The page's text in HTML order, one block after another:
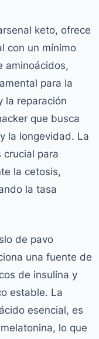
keto, ofrece
con un mínimo
aminoácidos,
para la
la reparación
que busca
la longevidad. La
para
la cetosis,
la tasa
de pavo
una fuente de
de insulina y
estable. La
esencial, es
lo que